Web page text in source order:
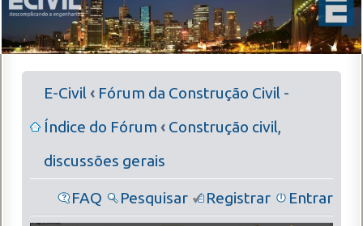
E-Civil‹ Fórum da Construção Civil -
Índice do Fórum ‹ Construção civil,
discussões gerais
FAQ Pesquisar Registrar Entrar